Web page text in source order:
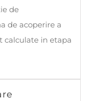
de
de acoperire a
calculate in etapa